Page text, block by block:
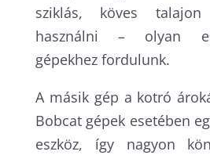
sziklás, köves
használni – olyan
gépekhez fordulunk.
A másik gép a kotró
Bobcat gépek esetében
eszköz, így nagyon